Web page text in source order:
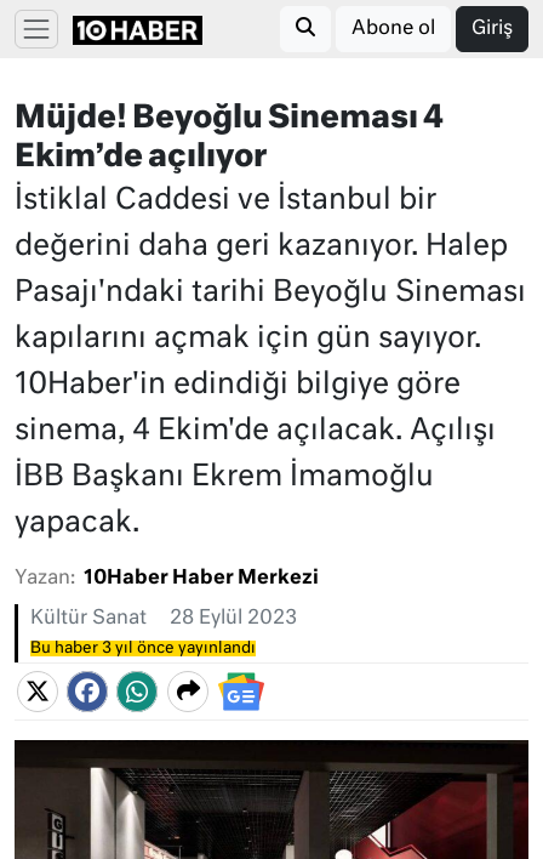
Abone ol Giriş
Müjde! Beyoğlu Sineması 4
Ekim’de açılıyor
İstiklal Caddesi ve İstanbul bir
değerini daha geri kazanıyor. Halep
Pasajı'ndaki tarihi Beyoğlu Sineması
kapılarını açmak için gün sayıyor.
10Haber'in edindiği bilgiye göre
sinema, 4 Ekim'de açılacak. Açılışı
İBB Başkanı Ekrem İmamoğlu
yapacak.
Yazan: 10Haber Haber Merkezi
Kültür Sanat 28 Eylül 2023
Bu haber 3 yıl önce yayınlandı